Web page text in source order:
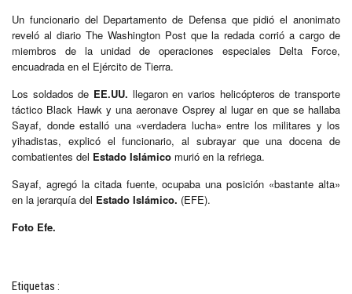
Un funcionario del Departamento de Defensa que pidió el anonimato
reveló al diario The Washington Post que la redada corrió a cargo de
miembros de la unidad de operaciones especiales Delta Force,
encuadrada en el Ejército de Tierra.
Los soldados de EE.UU. llegaron en varios helicópteros de transporte
táctico Black Hawk y una aeronave Osprey al lugar en que se hallaba
Sayaf, donde estalló una «verdadera lucha» entre los militares y los
yihadistas, explicó el funcionario, al subrayar que una docena de
combatientes del Estado Islámico murió en la refriega.
Sayaf, agregó la citada fuente, ocupaba una posición «bastante alta»
en la jerarquía del Estado Islámico. (EFE).
Foto Efe.
Etiquetas :